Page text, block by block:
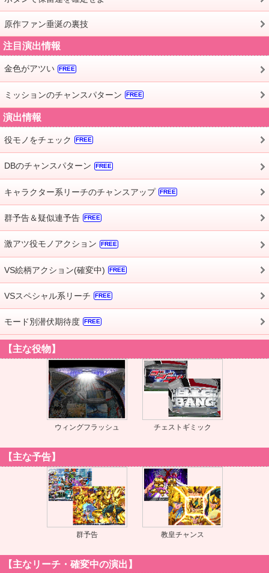
原作ファン垂涎の裏技
注目演出情報
金色がアツい FREE
ミッションのチャンスパターン FREE
演出情報
役モノをチェック FREE
DBのチャンスパターン FREE
キャラクター系リーチのチャンスアップ FREE
群予告＆疑似連予告 FREE
激アツ役モノアクション FREE
VS絵柄アクション(確変中) FREE
VSスペシャル系リーチ FREE
モード別潜伏期待度 FREE
【主な役物】
ウィングフラッシュ チェストギミック
【主な予告】
群予告 教皇チャンス
【主なリーチ・確変中の演出】